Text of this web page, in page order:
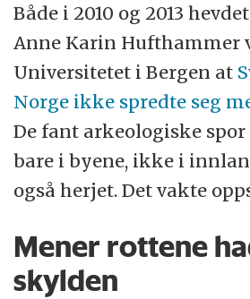
Både i 2010 og 2013
Anne Karin Hufthammer
Universitetet i Bergen at
Norge ikke spredte seg
De fant arkeologiske
bare i byene, ikke i
også herjet. Det vakte
Mener rottene
skylden